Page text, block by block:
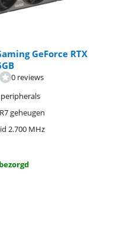
GeForce RTX
0 reviews
geheugen
2.700 MHz